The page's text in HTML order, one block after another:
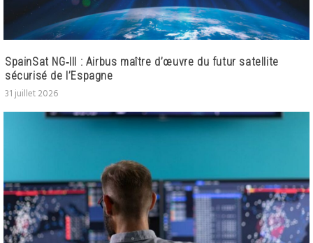
SpainSat NG‑III : Airbus maître d’œuvre du futur satellite
sécurisé de l’Espagne
31 juillet 2026